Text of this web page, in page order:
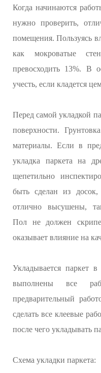
Когда начинаются
нужно проверить,
помещения. Пользуясь
как мокроватые
превосходить 13%. В
учесть, если кладется
Перед самой укладкой
поверхности.
материалы. Если в
укладка паркета на
щепетильно
быть сделан из
отлично высушены,
Пол не должен
оказывает влияние на
Укладывается паркет
выполнены все
предварительный
сделать все клеевые
после чего укладывать
Схема укладки паркета: